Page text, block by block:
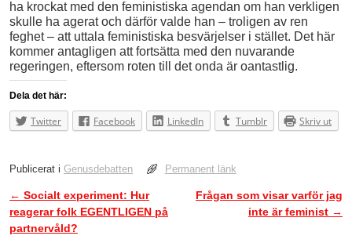
ha krockat med den feministiska agendan om han verkligen
skulle ha agerat och därför valde han – troligen av ren
feghet – att uttala feministiska besvärjelser i stället. Det här
kommer antagligen att fortsätta med den nuvarande
regeringen, eftersom roten till det onda är oantastlig.
Dela det här:
Twitter Facebook LinkedIn Tumblr Skriv ut
Publicerat i Genusdebatten Permanent länk
Inläggsnavigering
← Socialt experiment: Hur
reagerar folk EGENTLIGEN på
partnervåld?
Frågan som visar varför jag
inte är feminist →